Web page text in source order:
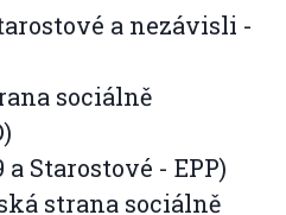
a nezávisli -
sociálně
Starostové - EPP)
strana sociálně